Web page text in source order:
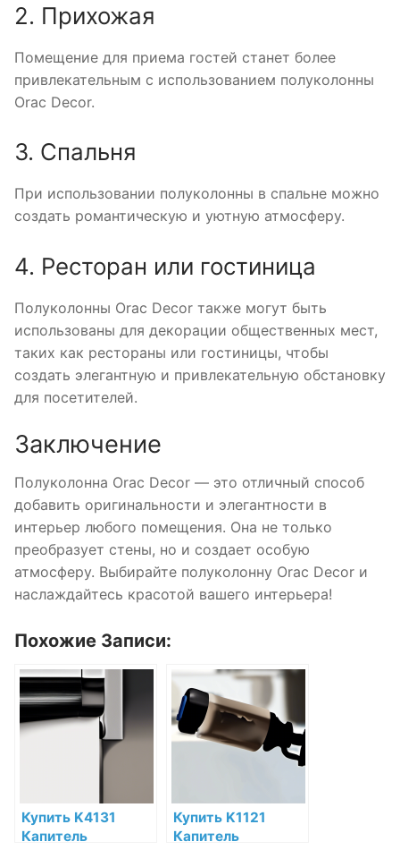
2. Прихожая
Помещение для приема гостей станет более
привлекательным с использованием полуколонны
Orac Decor.
3. Спальня
При использовании полуколонны в спальне можно
создать романтическую и уютную атмосферу.
4. Ресторан или гостиница
Полуколонны Orac Decor также могут быть
использованы для декорации общественных мест,
таких как рестораны или гостиницы, чтобы
создать элегантную и привлекательную обстановку
для посетителей.
Заключение
Полуколонна Orac Decor — это отличный способ
добавить оригинальности и элегантности в
интерьер любого помещения. Она не только
преобразует стены, но и создает особую
атмосферу. Выбирайте полуколонну Orac Decor и
наслаждайтесь красотой вашего интерьера!
Похожие Записи:
Купить K4131
Капитель
Купить K1121
Капитель